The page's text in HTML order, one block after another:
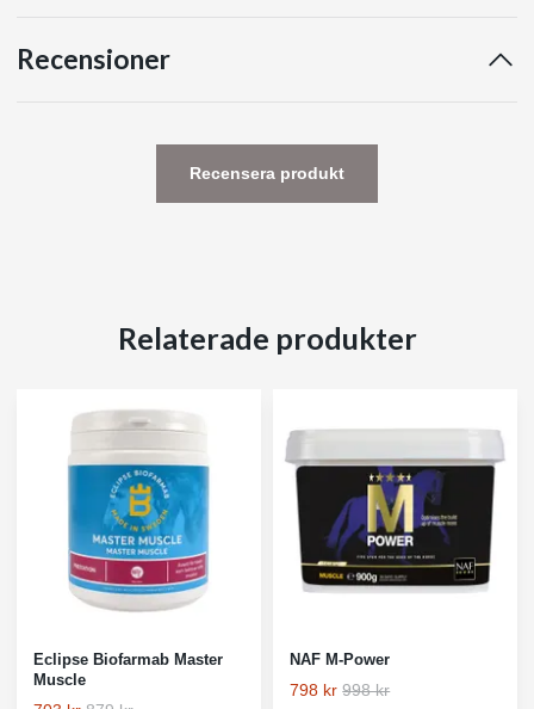
Recensioner
Recensera produkt
Relaterade produkter
Eclipse Biofarmab Master
Muscle
NAF M-Power
798 kr 998 kr